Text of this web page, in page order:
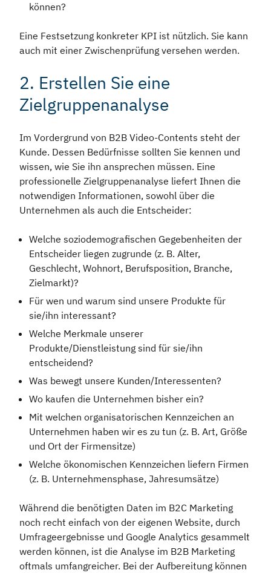
können?
Eine Festsetzung konkreter KPI ist nützlich. Sie kann
auch mit einer Zwischenprüfung versehen werden.
2. Erstellen Sie eine
Zielgruppenanalyse
Im Vordergrund von B2B Video-Contents steht der
Kunde. Dessen Bedürfnisse sollten Sie kennen und
wissen, wie Sie ihn ansprechen müssen. Eine
professionelle Zielgruppenanalyse liefert Ihnen die
notwendigen Informationen, sowohl über die
Unternehmen als auch die Entscheider:
Welche soziodemografischen Gegebenheiten der
Entscheider liegen zugrunde (z. B. Alter,
Geschlecht, Wohnort, Berufsposition, Branche,
Zielmarkt)?
Für wen und warum sind unsere Produkte für
sie/ihn interessant?
Welche Merkmale unserer
Produkte/Dienstleistung sind für sie/ihn
entscheidend?
Was bewegt unsere Kunden/Interessenten?
Wo kaufen die Unternehmen bisher ein?
Mit welchen organisatorischen Kennzeichen an
Unternehmen haben wir es zu tun (z. B. Art, Größe
und Ort der Firmensitze)
Welche ökonomischen Kennzeichen liefern Firmen
(z. B. Unternehmensphase, Jahresumsätze)
Während die benötigten Daten im B2C Marketing
noch recht einfach von der eigenen Website, durch
Umfrageergebnisse und Google Analytics gesammelt
werden können, ist die Analyse im B2B Marketing
oftmals umfangreicher. Bei der Aufbereitung können